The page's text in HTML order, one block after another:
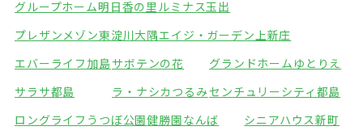
グループホーム明日香の里 ルミナス玉出
プレザンメゾン東淀川大隅エイジ・ガーデン上新庄
エバーライフ加島サボテンの花
グランドホームゆとりえ
サラサ都島
ラ・ナシカつるみセンチュリーシティ都島
ロングライフうつぼ公園健勝園なんば
シニアハウス新町